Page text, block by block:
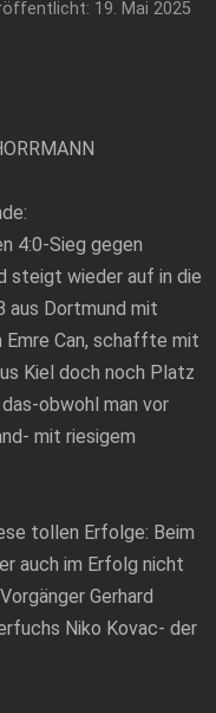
19. Mai 2025
4:0-Sieg gegen
steigt wieder auf in die
aus Dortmund mit
Emre Can, schaffte mit
Kiel doch noch Platz
obwohl man vor
mit riesigem
tollen Erfolge: Beim
auch im Erfolg nicht
Gerhard
Niko Kovac- der